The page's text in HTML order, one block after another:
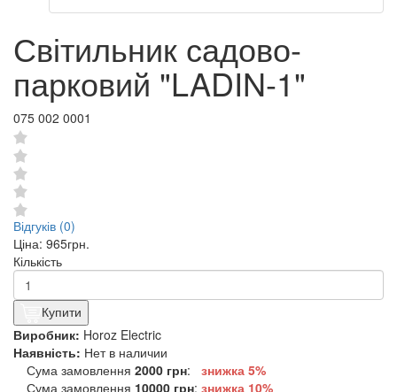
Світильник садово-
парковий "LADIN-1"
075 002 0001
Відгуків (0)
Ціна: 965грн.
Кількість
Купити
Виробник: Horoz Electric
Наявність: Нет в наличии
Сума замовлення 2000 грн:
знижка 5%
Сума замовлення 10000 грн: знижка 10%